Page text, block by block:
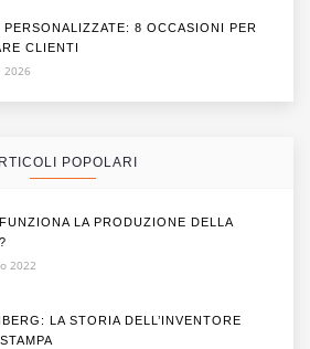
PERSONALIZZATE: 8 OCCASIONI PER
CLIENTI
2026
POPOLARI
LA PRODUZIONE DELLA
2022
LA STORIA DELL’INVENTORE